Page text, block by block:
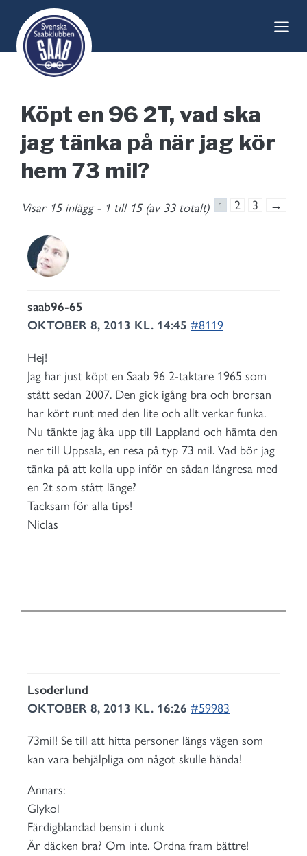
content
Köpt en 96 2T, vad ska
jag tänka på när jag kör
hem 73 mil?
Visar 15 inlägg - 1 till 15 (av 33 totalt) 1 2 3 →
saab96-65
OKTOBER 8, 2013 KL. 14:45 #8119
Hej!
Jag har just köpt en Saab 96 2-taktare 1965 som
stått sedan 2007. Den gick igång bra och brorsan
har kört runt med den lite och allt verkar funka.
Nu tänkte jag åka upp till Lappland och hämta den
ner till Uppsala, en resa på typ 73 mil. Vad bör jag
tänka på att kolla upp inför en sådan långresa med
en 2t som stått länge?
Tacksam för alla tips!
Niclas
Lsoderlund
OKTOBER 8, 2013 KL. 16:26 #59983
73mil! Se till att hitta personer längs vägen som
kan vara behjälpliga om något skulle hända!
Annars:
Glykol
Färdigblandad bensin i dunk
Är däcken bra? Om inte. Ordna fram bättre!